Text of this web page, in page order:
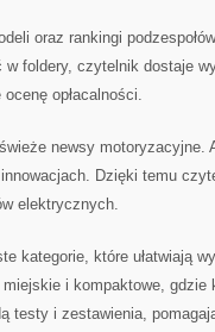
oraz rankingi
w foldery, czytelnik dostaje
opłacalności.
newsy motoryzacyjne.
Dzięki temu
elektrycznych.
kategorie, które ułatwiają
i kompaktowe, gdzie
testy i zestawienia,